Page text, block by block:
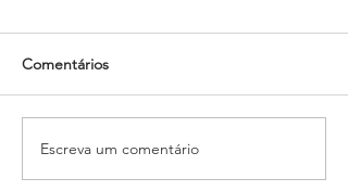
Comentários
Escreva um comentário